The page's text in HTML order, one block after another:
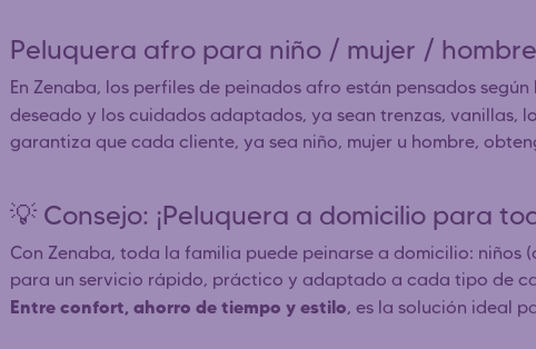
Peluquera afro para niño / mujer / hombre
En Zenaba, los perfiles de peinados afro están pensados
deseado y los cuidados adaptados, ya sean trenzas, vanillas,
garantiza que cada cliente, ya sea niño, mujer u hombre,
💡 Consejo: ¡Peluquera a domicilio para
Con Zenaba, toda la familia puede peinarse a domicilio: niños
para un servicio rápido, práctico y adaptado a cada tipo de
Entre confort, ahorro de tiempo y estilo, es la solución ideal